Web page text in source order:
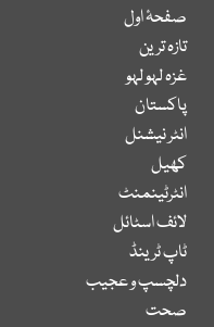
صفحۂ اول
تازہ ترین
غزہ لہو لہو
پاکستان
انٹر نیشنل
کھیل
انٹرٹینمنٹ
لائف اسٹائل
ٹاپ ٹرینڈ
دلچسپ و عجیب
صحت